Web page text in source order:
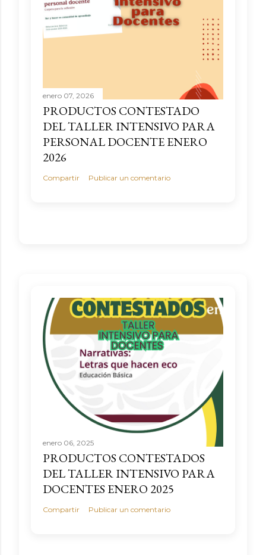
enero 07, 2026
PRODUCTOS CONTESTADO
DEL TALLER INTENSIVO PARA
PERSONAL DOCENTE ENERO
2026
Compartir Publicar un comentario
enero 06, 2025
PRODUCTOS CONTESTADOS
DEL TALLER INTENSIVO PARA
DOCENTES ENERO 2025
Compartir Publicar un comentario